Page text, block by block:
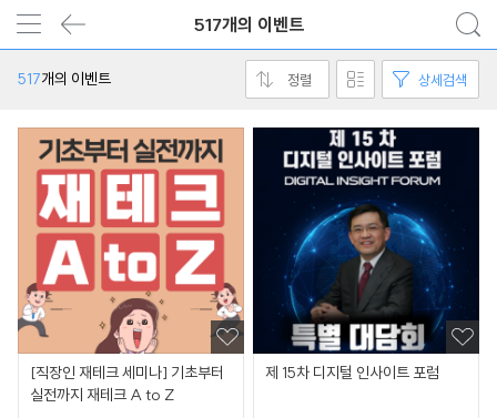
517개의 이벤트
517개의 이벤트 정렬 상세검색
[직장인 재테크 세미나] 기초부터
실전까지 재테크 A to Z
제 15차 디지털 인사이트 포럼